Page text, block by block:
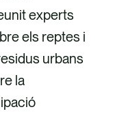
experts
els reptes i
urbans
la